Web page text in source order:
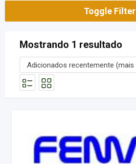
Toggle Filter
Mostrando 1 resultado